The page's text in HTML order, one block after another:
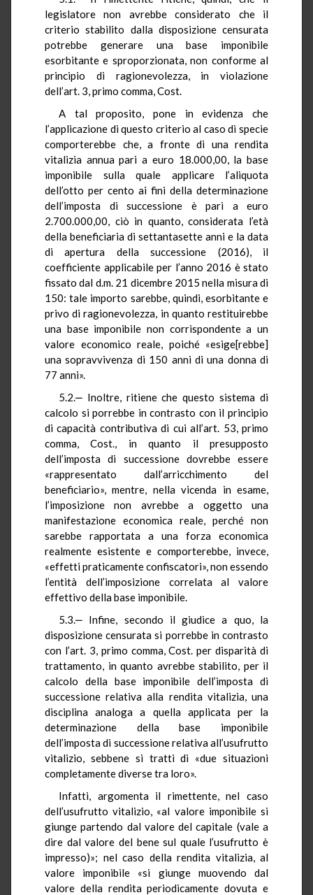
legislatore non avrebbe considerato che il
criterio stabilito dalla disposizione censurata
potrebbe generare una base imponibile
esorbitante e sproporzionata, non conforme al
principio di ragionevolezza, in violazione
dell’art. 3, primo comma, Cost.
A tal proposito, pone in evidenza che
l’applicazione di questo criterio al caso di specie
comporterebbe che, a fronte di una rendita
vitalizia annua pari a euro 18.000,00, la base
imponibile sulla quale applicare l’aliquota
dell’otto per cento ai fini della determinazione
dell’imposta di successione è pari a euro
2.700.000,00, ciò in quanto, considerata l’età
della beneficiaria di settantasette anni e la data
di apertura della successione (2016), il
coefficiente applicabile per l’anno 2016 è stato
fissato dal d.m. 21 dicembre 2015 nella misura di
150: tale importo sarebbe, quindi, esorbitante e
privo di ragionevolezza, in quanto restituirebbe
una base imponibile non corrispondente a un
valore economico reale, poiché «esige[rebbe]
una sopravvivenza di 150 anni di una donna di
77 anni».
5.2.‒ Inoltre, ritiene che questo sistema di
calcolo si porrebbe in contrasto con il principio
di capacità contributiva di cui all’art. 53, primo
comma, Cost., in quanto il presupposto
dell’imposta di successione dovrebbe essere
«rappresentato dall’arricchimento del
beneficiario», mentre, nella vicenda in esame,
l’imposizione non avrebbe a oggetto una
manifestazione economica reale, perché non
sarebbe rapportata a una forza economica
realmente esistente e comporterebbe, invece,
«effetti praticamente confiscatori», non essendo
l’entità dell’imposizione correlata al valore
effettivo della base imponibile.
5.3.‒ Infine, secondo il giudice a quo, la
disposizione censurata si porrebbe in contrasto
con l’art. 3, primo comma, Cost. per disparità di
trattamento, in quanto avrebbe stabilito, per il
calcolo della base imponibile dell’imposta di
successione relativa alla rendita vitalizia, una
disciplina analoga a quella applicata per la
determinazione della base imponibile
dell’imposta di successione relativa all’usufrutto
vitalizio, sebbene si tratti di «due situazioni
completamente diverse tra loro».
Infatti, argomenta il rimettente, nel caso
dell’usufrutto vitalizio, «al valore imponibile si
giunge partendo dal valore del capitale (vale a
dire dal valore del bene sul quale l’usufrutto è
impresso)»; nel caso della rendita vitalizia, al
valore imponibile «si giunge muovendo dal
valore della rendita periodicamente dovuta e